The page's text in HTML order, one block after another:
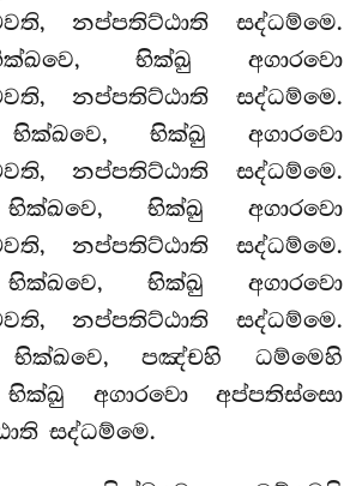
නප්පතිට්ඨාති සද්ධම්මෙ.
භික්ඛු අගාරවො
නප්පතිට්ඨාති සද්ධම්මෙ.
භික්ඛු අගාරවො
නප්පතිට්ඨාති සද්ධම්මෙ.
භික්ඛු අගාරවො
නප්පතිට්ඨාති සද්ධම්මෙ.
භික්ඛු අගාරවො
නප්පතිට්ඨාති සද්ධම්මෙ.
පඤ්චහි ධම්මෙහි
අගාරවො අප්පතිස්සො
සද්ධම්මෙ.